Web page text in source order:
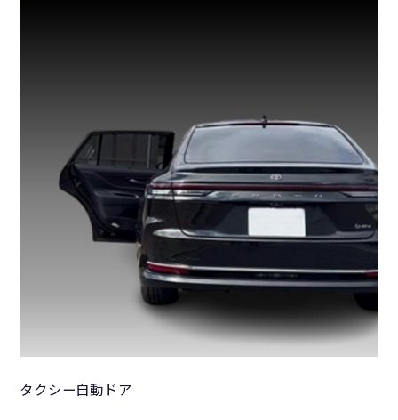
タクシー自動ドア